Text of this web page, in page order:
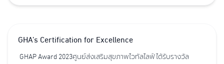
GHA’s Certification for Excellence
GHAP Award 2023ศูนย์ส่งเสริมสุขภาพไวทัลไลฟ์ ได้รับรางวัล